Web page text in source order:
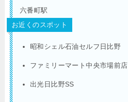
六番町駅
お近くのスポット
昭和シェル石油セルフ日比野
ファミリーマート中央市場前店
出光日比野SS